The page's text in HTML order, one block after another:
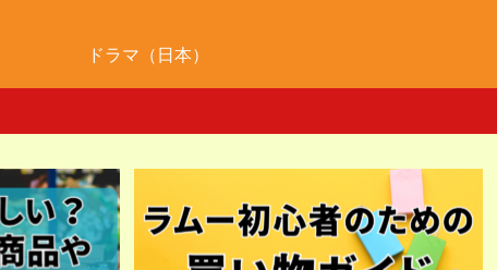
ドラマ（日本）